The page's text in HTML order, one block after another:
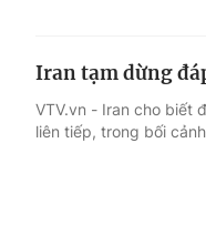
Iran tạm dừng
VTV.vn - Iran cho biết
liên tiếp, trong bối